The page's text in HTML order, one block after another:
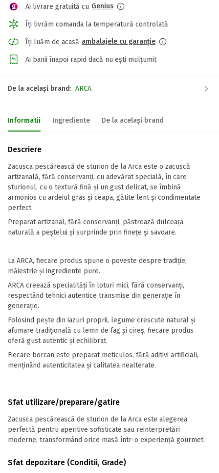
Ai livrare gratuită cu Genius
Îți livrăm comanda la temperatură controlată
Îți luăm de acasă ambalajele cu garanție
Ai banii înapoi rapid dacă nu ești mulțumit
De la același brand: ARCA
Informatii Ingrediente De la același brand
Descriere
Zacusca pescărească de sturion de la Arca este o zacuscă
artizanală, fără conservanți, cu adevărat specială, în care
sturionul, cu o textură fină și un gust delicat, se îmbină
armonios cu ardeiul gras și ceapa, gătite lent și condimentate
perfect.
Preparat artizanal, fără conservanți, păstrează dulceața
naturală a peștelui și surprinde prin finețe și savoare.
La ARCA, fiecare produs spune o poveste despre tradiție,
măiestrie și ingrediente pure.
ARCA creează specialități în loturi mici, fără conservanți,
respectând tehnici autentice transmise din generație în
generație.
Folosind pește din iazuri proprii, legume crescute natural și
afumare tradițională cu lemn de fag și cireș, fiecare produs
oferă gust autentic și echilibrat.
Fiecare borcan este preparat meticulos, fără aditivi artificiali,
menținând autenticitatea și calitatea nealterate.
Sfat utilizare/preparare/gatire
Zacusca pescărească de sturion de la Arca este alegerea
perfectă pentru aperitive sofisticate sau reinterpretări
moderne, transformând orice masă într-o experiență gourmet.
Sfat depozitare (Conditii, Grade)